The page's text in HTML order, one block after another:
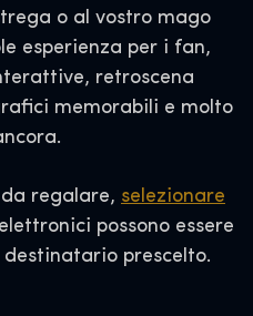
o al vostro mago
esperienza per i fan,
retroscena
memorabili e molto
regalare, selezionare
possono essere
prescelto.